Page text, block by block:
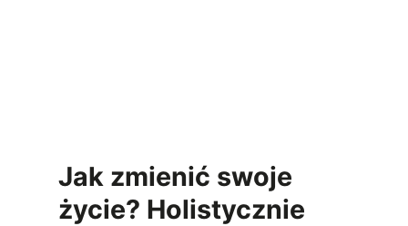
Jak zmienić swoje
życie? Holistycznie